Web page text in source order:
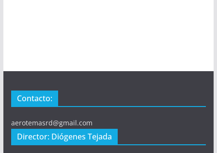
Contacto:
aerotemasrd@gmail.com
Director: Diógenes Tejada